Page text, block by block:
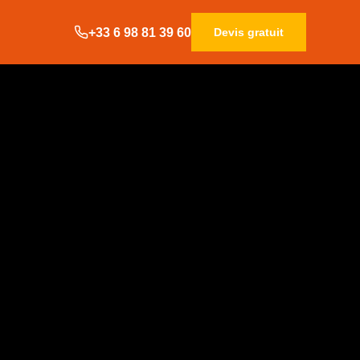
+33 6 98 81 39 60 Devis gratuit